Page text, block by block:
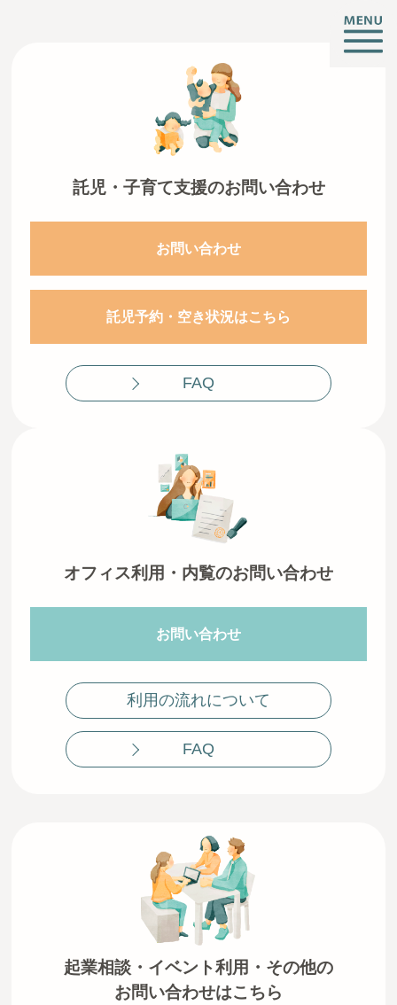
施設情報
託児・子育て支援
起業相談・支援
オフィス支援
託児・子育て支援のお問い合わせ
お問い合わせ
託児予約・空き状況はこちら
FAQ
オフィス利用・内覧のお問い合わせ
お問い合わせ
利用の流れについて
FAQ
起業相談・イベント利用・その他の
お問い合わせはこちら